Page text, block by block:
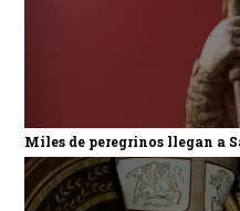
Miles de peregrinos llegan a